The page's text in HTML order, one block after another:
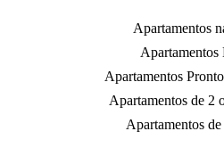
Apartamentos
Apartamentos
Apartamentos
Apartamentos de 2
Apartamentos